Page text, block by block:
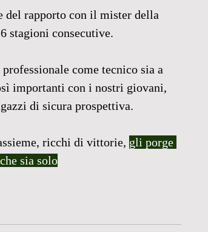
del rapporto con il mister della
stagioni consecutive.
come tecnico sia a
importanti con i nostri giovani,
di sicura prospettiva.
ricchi di vittorie, gli porge
sia solo